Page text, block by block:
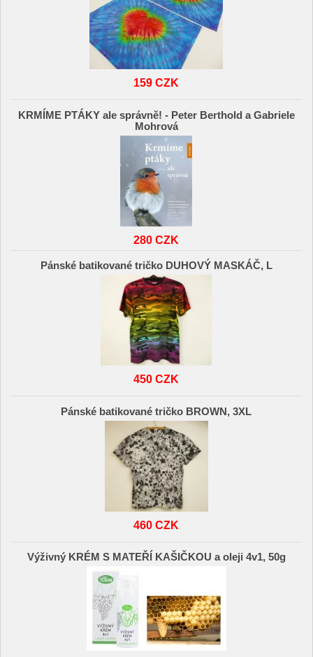
159 CZK
KRMÍME PTÁKY ale správně! - Peter Berthold a Gabriele
Mohrová
280 CZK
Pánské batikované tričko DUHOVÝ MASKÁČ, L
450 CZK
Pánské batikované tričko BROWN, 3XL
460 CZK
Výživný KRÉM S MATEŘÍ KAŠIČKOU a oleji 4v1, 50g